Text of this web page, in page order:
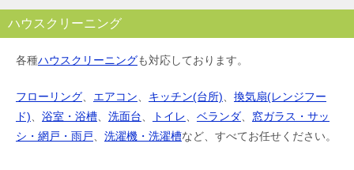
ハウスクリーニング
各種ハウスクリーニングも対応しております。
フローリング、 エアコン、 キッチン(台所)、 換気扇(レンジフー
ド)、 浴室・浴槽、 洗面台、 トイレ、 ベランダ、 窓ガラス・サッ
シ・網戸・雨戸、 洗濯機・洗濯槽など、すべてお任せください。